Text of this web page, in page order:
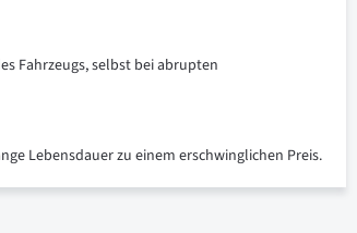
Fahrzeugs, selbst bei abrupten
Lebensdauer zu einem erschwinglichen Preis.